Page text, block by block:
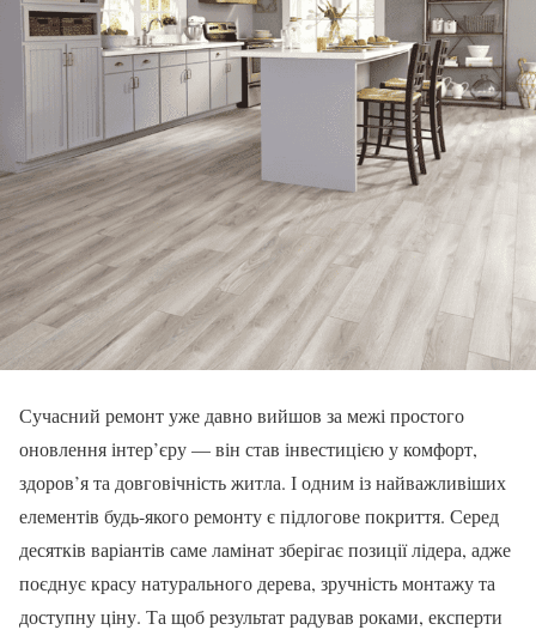
Сучасний ремонт уже давно вийшов за межі простого
оновлення інтер’єру — він став інвестицією у комфорт,
здоров’я та довговічність житла. І одним із найважливіших
елементів будь-якого ремонту є підлогове покриття. Серед
десятків варіантів саме ламінат зберігає позиції лідера, адже
поєднує красу натурального дерева, зручність монтажу та
доступну ціну. Та щоб результат радував роками, експерти